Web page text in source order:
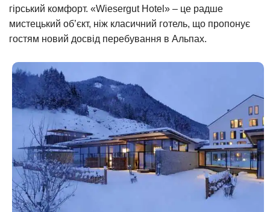
гірський комфорт. «Wiesergut Hotel» – це радше
мистецький об’єкт, ніж класичний готель, що пропонує
гостям новий досвід перебування в Альпах.